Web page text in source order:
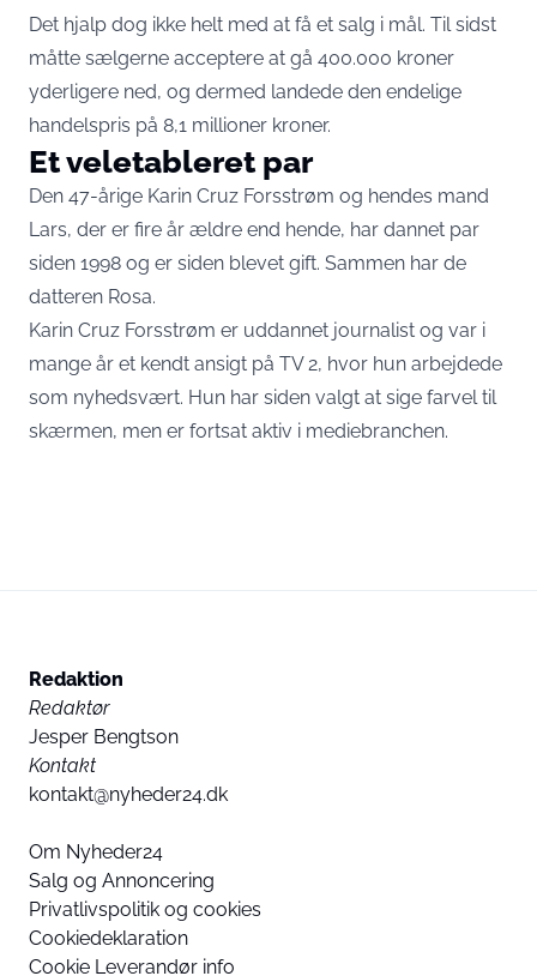
Det hjalp dog ikke helt med at få et salg i mål. Til sidst
måtte sælgerne acceptere at gå 400.000 kroner
yderligere ned, og dermed landede den endelige
handelspris på 8,1 millioner kroner.
Et veletableret par
Den 47-årige Karin Cruz Forsstrøm og hendes mand
Lars, der er fire år ældre end hende, har dannet par
siden 1998 og er siden blevet gift. Sammen har de
datteren Rosa.
Karin Cruz Forsstrøm er uddannet journalist og var i
mange år et kendt ansigt på TV 2, hvor hun arbejdede
som nyhedsvært. Hun har siden valgt at sige farvel til
skærmen, men er fortsat aktiv i mediebranchen.
Redaktion
Redaktør
Jesper Bengtson
Kontakt
kontakt@nyheder24.dk
Om Nyheder24
Salg og Annoncering
Privatlivspolitik og cookies
Cookiedeklaration
Cookie Leverandør info